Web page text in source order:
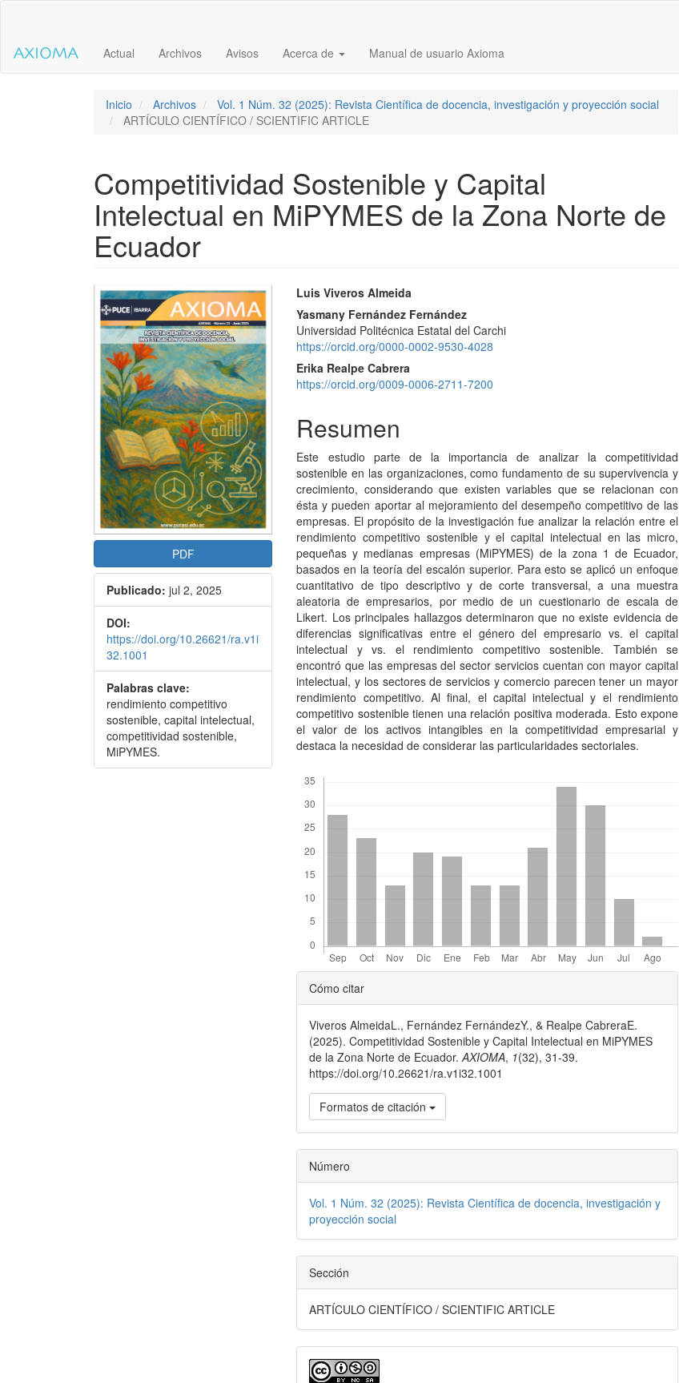
contenido
de
Actual Archivos Avisos Acerca de Manual de usuario Axioma
Inicio Archivos
Vol. 1 Núm. 32 (2025): Revista Científica de docencia, investigación y proyección social
ARTÍCULO CIENTÍFICO / SCIENTIFIC ARTICLE
Competitividad Sostenible y Capital
Intelectual en MiPYMES de la Zona Norte de
Ecuador
Barra
lateral
del
artículo
PDF
Publicado: jul 2, 2025
DOI:
https://doi.org/10.26621/ra.v1i
32.1001
Palabras clave:
rendimiento competitivo
sostenible, capital intelectual,
competitividad sostenible,
MiPYMES.
Contenido
principal
del
artículo
Luis Viveros Almeida
Yasmany Fernández Fernández
Universidad Politécnica Estatal del Carchi
https://orcid.org/0000-0002-9530-4028
Erika Realpe Cabrera
https://orcid.org/0009-0006-2711-7200
Resumen
Este estudio parte de la importancia de analizar la competitividad
sostenible en las organizaciones, como fundamento de su supervivencia y
crecimiento, considerando que existen variables que se relacionan con
ésta y pueden aportar al mejoramiento del desempeño competitivo de las
empresas. El propósito de la investigación fue analizar la relación entre el
rendimiento competitivo sostenible y el capital intelectual en las micro,
pequeñas y medianas empresas (MiPYMES) de la zona 1 de Ecuador,
basados en la teoría del escalón superior. Para esto se aplicó un enfoque
cuantitativo de tipo descriptivo y de corte transversal, a una muestra
aleatoria de empresarios, por medio de un cuestionario de escala de
Likert. Los principales hallazgos determinaron que no existe evidencia de
diferencias significativas entre el género del empresario vs. el capital
intelectual y vs. el rendimiento competitivo sostenible. También se
encontró que las empresas del sector servicios cuentan con mayor capital
intelectual, y los sectores de servicios y comercio parecen tener un mayor
rendimiento competitivo. Al final, el capital intelectual y el rendimiento
competitivo sostenible tienen una relación positiva moderada. Esto expone
el valor de los activos intangibles en la competitividad empresarial y
destaca la necesidad de considerar las particularidades sectoriales.
Detalles
del
artículo
Cómo citar
Viveros AlmeidaL., Fernández FernándezY., & Realpe CabreraE.
(2025). Competitividad Sostenible y Capital Intelectual en MiPYMES
de la Zona Norte de Ecuador.AXIOMA, 1(32), 31-39.
https://doi.org/10.26621/ra.v1i32.1001
Formatos de citación
Número
Vol. 1 Núm. 32 (2025): Revista Científica de docencia, investigación y
proyección social
Sección
ARTÍCULO CIENTÍFICO / SCIENTIFIC ARTICLE